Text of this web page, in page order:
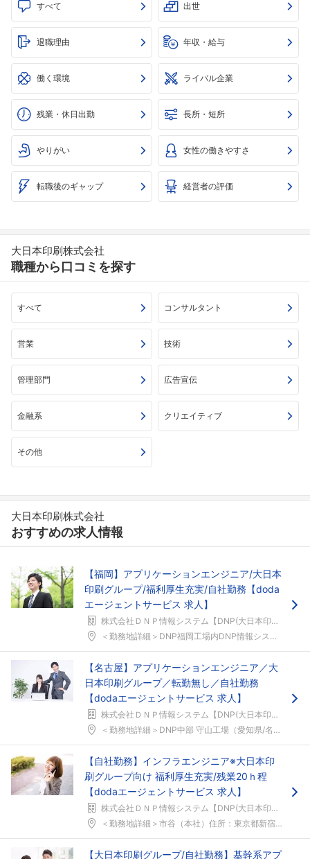
すべて 出世
退職理由 年収・給与
働く環境 ライバル企業
残業・休日出勤 長所・短所
やりがい 女性の働きやすさ
転職後のギャップ 経営者の評価
大日本印刷株式会社
職種から口コミを探す
すべて コンサルタント
営業 技術
管理部門 広告宣伝
金融系 クリエイティブ
その他
大日本印刷株式会社
おすすめの求人情報
【福岡】アプリケーションエンジニア/大日本
印刷グループ/福利厚生充実/自社勤務【doda
エージェントサービス 求人】
株式会社ＤＮＰ情報システム【DNP(大日本印刷)グループ】
＜勤務地詳細＞DNP福岡工場内DNP情報システム住...
【名古屋】アプリケーションエンジニア／大
日本印刷グループ／転勤無し／自社勤務
【dodaエージェントサービス 求人】
株式会社ＤＮＰ情報システム【DNP(大日本印刷)グループ】
＜勤務地詳細＞DNP中部 守山工場（愛知県/名古屋...
【自社勤務】インフラエンジニア※大日本印
刷グループ向け 福利厚生充実/残業20ｈ程
【dodaエージェントサービス 求人】
株式会社ＤＮＰ情報システム【DNP(大日本印刷)グループ】
＜勤務地詳細＞市谷（本社）住所：東京都新宿区市谷加...
【大日本印刷グループ/自社勤務】基幹系アプ